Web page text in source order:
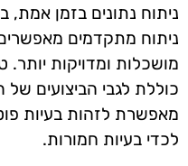
ניתוח נתונים בזמן אמת,
ניתוח מתקדמים
מושכלות ומדויקות יותר.
כוללת לגבי הביצועים של
מאפשרת לזהות בעיות
לכדי בעיות חמורות.